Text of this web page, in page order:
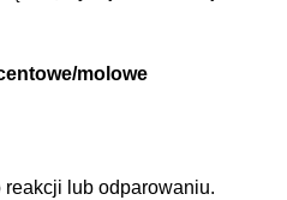
molowe
lub odparowaniu.